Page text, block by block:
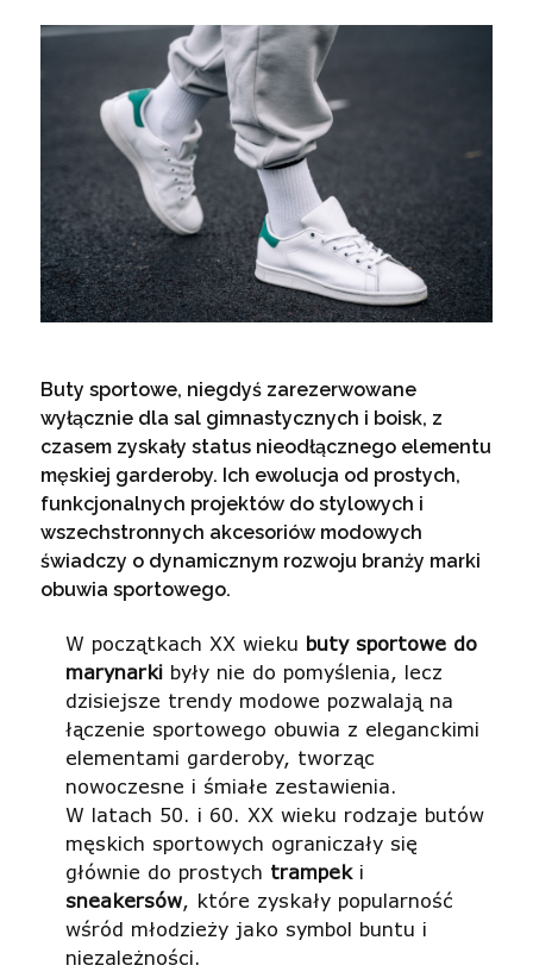
Buty sportowe, niegdyś zarezerwowane
wyłącznie dla sal gimnastycznych i boisk, z
czasem zyskały status nieodłącznego elementu
męskiej garderoby. Ich ewolucja od prostych,
funkcjonalnych projektów do stylowych i
wszechstronnych akcesoriów modowych
świadczy o dynamicznym rozwoju branży marki
obuwia sportowego.
W początkach XX wieku buty sportowe do
marynarkibyły nie do pomyślenia, lecz
dzisiejsze trendy modowe pozwalają na
łączenie sportowego obuwia z eleganckimi
elementami garderoby, tworząc
nowoczesne i śmiałe zestawienia.
W latach 50. i 60. XX wieku rodzaje butów
męskich sportowych ograniczały się
głównie do prostych trampeki
sneakersów, które zyskały popularność
wśród młodzieży jako symbol buntu i
niezależności.